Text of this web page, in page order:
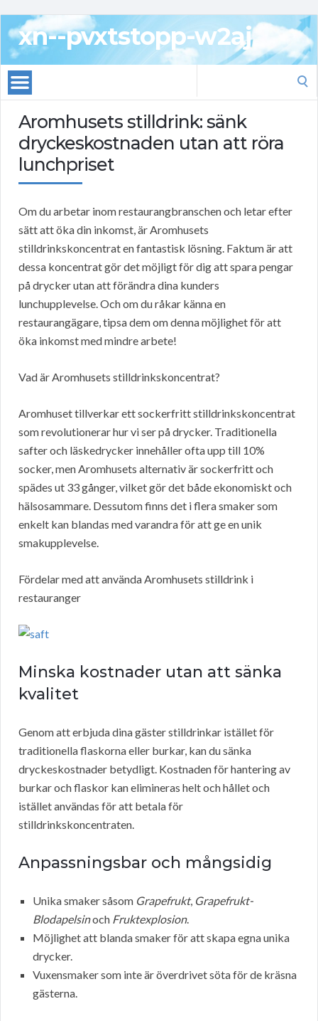
xn--pvxtstopp-w2aj
Aromhusets stilldrink: sänk
dryckeskostnaden utan att röra
lunchpriset
Om du arbetar inom restaurangbranschen och letar efter
sätt att öka din inkomst, är Aromhusets
stilldrinkskoncentrat en fantastisk lösning. Faktum är att
dessa koncentrat gör det möjligt för dig att spara pengar
på drycker utan att förändra dina kunders
lunchupplevelse. Och om du råkar känna en
restaurangägare, tipsa dem om denna möjlighet för att
öka inkomst med mindre arbete!
Vad är Aromhusets stilldrinkskoncentrat?
Aromhuset tillverkar ett sockerfritt stilldrinkskoncentrat
som revolutionerar hur vi ser på drycker. Traditionella
safter och läskedrycker innehåller ofta upp till 10%
socker, men Aromhusets alternativ är sockerfritt och
spädes ut 33 gånger, vilket gör det både ekonomiskt och
hälsosammare. Dessutom finns det i flera smaker som
enkelt kan blandas med varandra för att ge en unik
smakupplevelse.
Fördelar med att använda Aromhusets stilldrink i
restauranger
Minska kostnader utan att sänka
kvalitet
Genom att erbjuda dina gäster stilldrinkar istället för
traditionella flaskorna eller burkar, kan du sänka
dryckeskostnader betydligt. Kostnaden för hantering av
burkar och flaskor kan elimineras helt och hållet och
istället användas för att betala för
stilldrinkskoncentraten.
Anpassningsbar och mångsidig
Unika smaker såsom Grapefrukt, Grapefrukt-
Blodapelsinoch Fruktexplosion.
Möjlighet att blanda smaker för att skapa egna unika
drycker.
Vuxensmaker som inte är överdrivet söta för de kräsna
gästerna.